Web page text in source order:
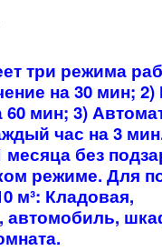
три режима
на 30 мин; 2)
мин; 3)
час на 3
месяца без
режиме. Для
м³: Кладовая,
автомобиль,